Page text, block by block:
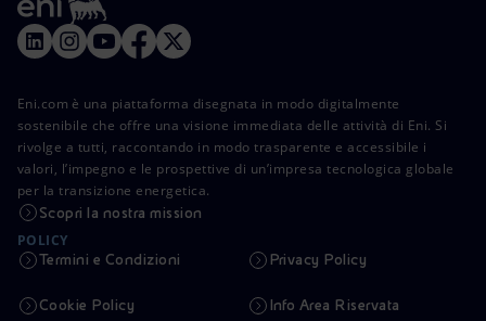
Eni.com è una piattaforma disegnata in modo digitalmente
sostenibile che offre una visione immediata delle attività di Eni. Si
rivolge a tutti, raccontando in modo trasparente e accessibile i
valori, l’impegno e le prospettive di un’impresa tecnologica globale
per la transizione energetica.
Scopri la nostra mission
POLICY
Termini e Condizioni Privacy Policy
Cookie Policy Info Area Riservata